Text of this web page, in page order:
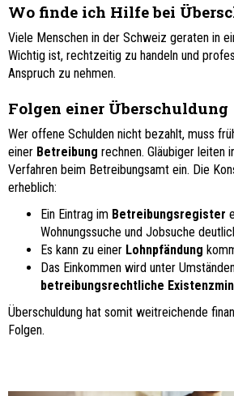
Wo finde ich Hilfe bei
Viele Menschen in der Schweiz geraten in
Wichtig ist, rechtzeitig zu handeln und
Anspruch zu nehmen.
Folgen einer Überschuldung
Wer offene Schulden nicht bezahlt, muss
einer Betreibung rechnen. Gläubiger leiten
Verfahren beim Betreibungsamt ein. Die
erheblich:
Ein Eintrag im Betreibungsregister
Wohnungssuche und Jobsuche
Es kann zu einer Lohnpfändung
Das Einkommen wird unter
betreibungsrechtliche
Überschuldung hat somit weitreichende
Folgen.